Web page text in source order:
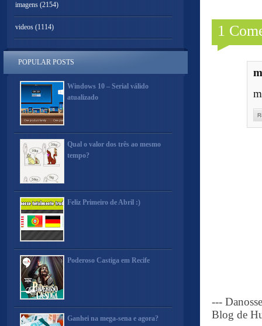
1
---
Blog de
imagens (2154)
videos (1114)
POPULAR POSTS
Windows 10 – Serial válido
atualizado
Qual o valor dos três ao mesmo
tempo?
Feliz Primeiro de Abril :)
Poderoso Castiga em Recife
Ganhei na mega-sena e agora?